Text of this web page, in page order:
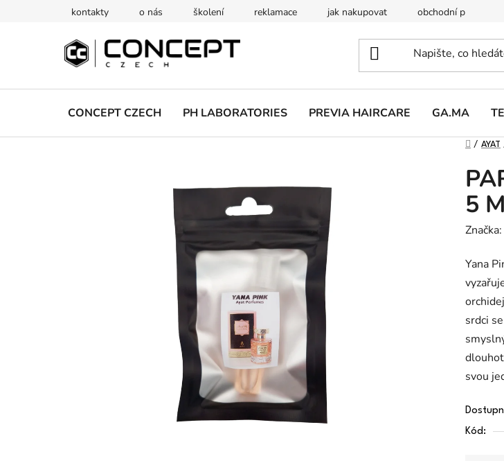
kontakty o nás školení reklamace jak nakupovat obchodní podmínky
CONCEPT CZECH PH LABORATORIES PREVIA HAIRCARE GA.MA
DOMŮ
/ AYAT
5
Značka:
Yana
srdci
svou
Kód: